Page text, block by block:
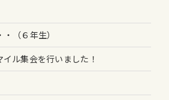
（６年生）
ル集会を行いました！